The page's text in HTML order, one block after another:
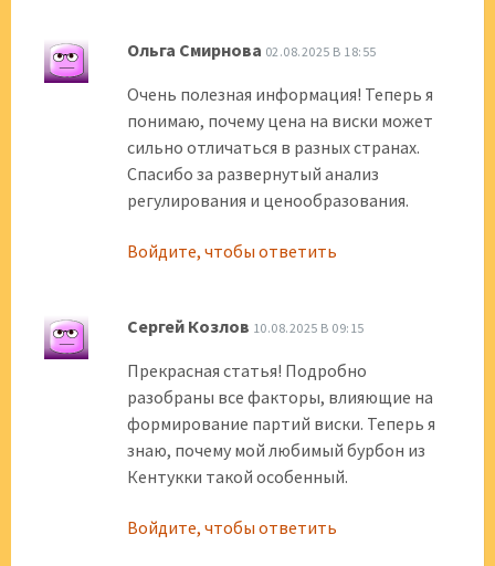
Ольга Смирнова 02.08.2025 В 18:55
Очень полезная информация! Теперь я
понимаю, почему цена на виски может
сильно отличаться в разных странах.
Спасибо за развернутый анализ
регулирования и ценообразования.
Войдите, чтобы ответить
Сергей Козлов 10.08.2025 В 09:15
Прекрасная статья! Подробно
разобраны все факторы, влияющие на
формирование партий виски. Теперь я
знаю, почему мой любимый бурбон из
Кентукки такой особенный.
Войдите, чтобы ответить